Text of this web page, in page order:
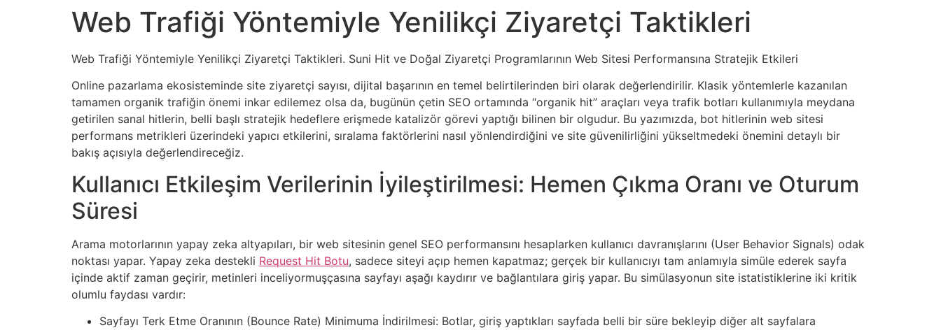
Web Trafiği Yöntemiyle Yenilikçi Ziyaretçi Taktikleri
Web Trafiği Yöntemiyle Yenilikçi Ziyaretçi Taktikleri. Suni Hit ve Doğal Ziyaretçi Programlarının Web Sitesi Performansına Stratejik Etkileri
Online pazarlama ekosisteminde site ziyaretçi sayısı, dijital başarının en temel belirtilerinden biri olarak değerlendirilir. Klasik yöntemlerle kazanılan
tamamen organik trafiğin önemi inkar edilemez olsa da, bugünün çetin SEO ortamında “organik hit” araçları veya trafik botları kullanımıyla meydana
getirilen sanal hitlerin, belli başlı stratejik hedeflere erişmede katalizör görevi yaptığı bilinen bir olgudur. Bu yazımızda, bot hitlerinin web sitesi
performans metrikleri üzerindeki yapıcı etkilerini, sıralama faktörlerini nasıl yönlendirdiğini ve site güvenilirliğini yükseltmedeki önemini detaylı bir
bakış açısıyla değerlendireceğiz.
Kullanıcı Etkileşim Verilerinin İyileştirilmesi: Hemen Çıkma Oranı ve Oturum
Süresi
Arama motorlarının yapay zeka altyapıları, bir web sitesinin genel SEO performansını hesaplarken kullanıcı davranışlarını (User Behavior Signals) odak
noktası yapar. Yapay zeka destekli Request Hit Botu, sadece siteyi açıp hemen kapatmaz; gerçek bir kullanıcıyı tam anlamıyla simüle ederek sayfa
içinde aktif zaman geçirir, metinleri inceliyormuşçasına sayfayı aşağı kaydırır ve bağlantılara giriş yapar. Bu simülasyonun site istatistiklerine iki kritik
olumlu faydası vardır:
Sayfayı Terk Etme Oranının (Bounce Rate) Minimuma İndirilmesi: Botlar, giriş yaptıkları sayfada belli bir süre bekleyip diğer alt sayfalara